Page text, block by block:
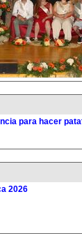
para hacer
2026